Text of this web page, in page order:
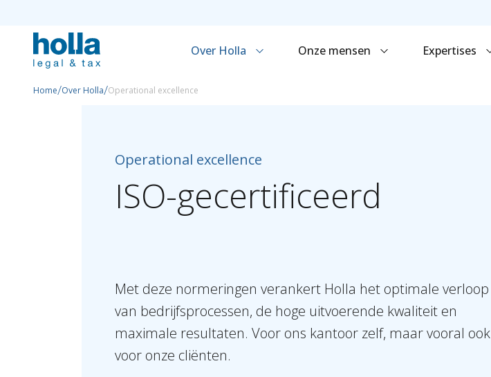
Over Holla Onze mensen Expertises
Home/Over Holla/Operational excellence
Operational excellence
ISO-gecertificeerd
Met deze normeringen verankert Holla het optimale verloop
van bedrijfsprocessen, de hoge uitvoerende kwaliteit en
maximale resultaten. Voor ons kantoor zelf, maar vooral ook
voor onze cliënten.